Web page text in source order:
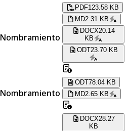
Nombramiento
PDF123.58 KB
MD2.31 KB
DOCX20.14
KB
ODT23.70 KB
Nombramiento
ODT78.04 KB
MD2.65 KB
DOCX28.27
KB